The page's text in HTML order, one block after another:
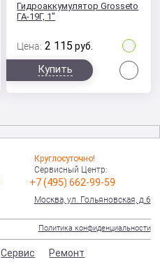
Гидроаккумулятор Grosseto
ГА-19Г, 1"
Цена: 2 115 руб.
Купить
Круглосуточно!
Сервисный Центр:
+7 (495) 662-99-59
Москва, ул. Гольяновская, д.6
Политика конфиденциальности
Сервис Ремонт